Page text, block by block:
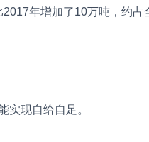
年增加了10万吨，约占
现自给自足。